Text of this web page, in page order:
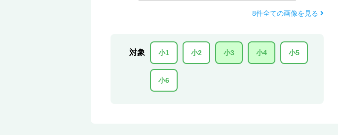
8件全ての画像を見る
対象 小1 小2 小3 小4 小5
小6